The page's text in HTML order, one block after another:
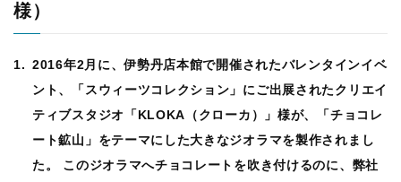
様）
2016年2月に、伊勢丹店本館で開催されたバレンタインイベ
ント、「スウィーツコレクション」にご出展されたクリエイ
ティブスタジオ「KLOKA（クローカ）」様が、「チョコレ
ート鉱山」をテーマにした大きなジオラマを製作されまし
た。 このジオラマへチョコレートを吹き付けるのに、弊社